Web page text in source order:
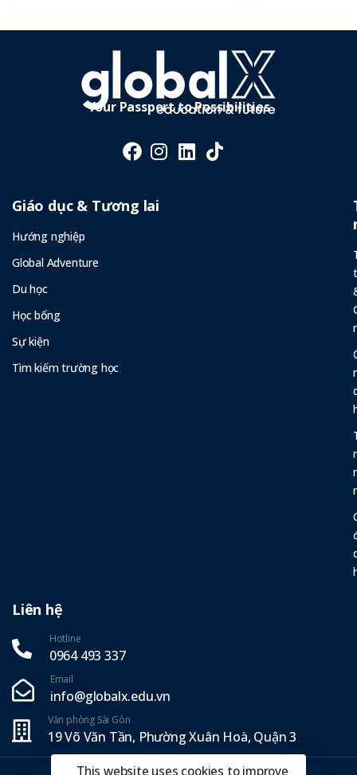
Chứng Chỉ
Ngắn Hạn Để
Gia Tăng Lợi
Thế Cạnh
Tranh
Your Passport to Possibilities
Giáo dục & Tương lai
Hướng nghiệp
Global Adventure
Du học
Học bổng
Sự kiện
Tìm kiếm trường học
Liên hệ
Hotline
0964 493 337‬
Email
info@globalx.edu.vn
Văn phòng Sài Gòn
19 Võ Văn Tần, Phường Xuân Hoà, Quận 3
This website uses cookies to improve